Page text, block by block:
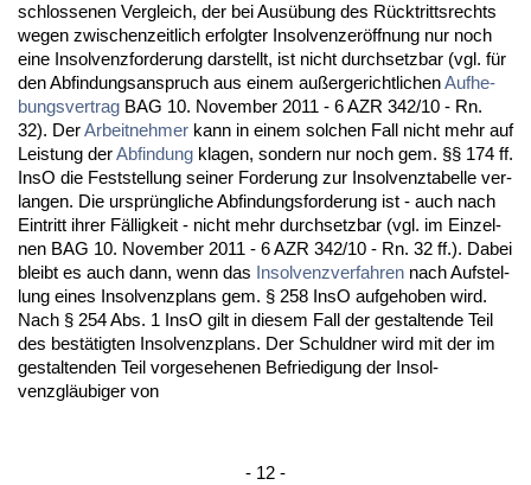
schlos­se­nen Ver­gleich, der bei Ausübung des Rück­tritts­rechts
we­gen zwi­schen­zeit­lich er­folg­ter In­sol­ven­zeröff­nung nur noch
ei­ne In­sol­venz­for­de­rung dar­stellt, ist nicht durch­setz­bar (vgl. für
den Ab­fin­dungs­an­spruch aus ei­nem außer­ge­richt­li­chenAuf­he­
bungs­ver­trag BAG 10. No­vem­ber 2011 - 6 AZR 342/10 - Rn.
32). DerAr­beit­neh­mer kann in ei­nem sol­chen Fall nicht mehr auf
Leis­tung derAb­fin­dung kla­gen, son­dern nur noch gem. §§ 174 ff.
In­sO die Fest­stel­lung sei­ner For­de­rung zur In­sol­venz­ta­bel­le ver­
lan­gen. Die ursprüng­li­che Ab­fin­dungs­for­de­rung ist - auch nach
Ein­tritt ih­rer Fällig­keit - nicht mehr durch­setz­bar (vgl. im Ein­zel­
nen BAG 10. No­vem­ber 2011 - 6 AZR 342/10 - Rn. 32 ff.). Da­bei
bleibt es auch dann, wenn das In­sol­venz­ver­fah­ren nach Auf­stel­
lung ei­nes In­sol­venz­plans gem. § 258 In­sO auf­ge­ho­ben wird.
Nach § 254 Abs. 1 In­sO gilt in die­sem Fall der ge­stal­ten­de Teil
des bestätig­ten In­sol­venz­plans. Der Schuld­ner wird mit der im
ge­stal­ten­den Teil vor­ge­se­he­nen Be­frie­di­gung der In­sol­
venzgläubi­ger von
- 12 -